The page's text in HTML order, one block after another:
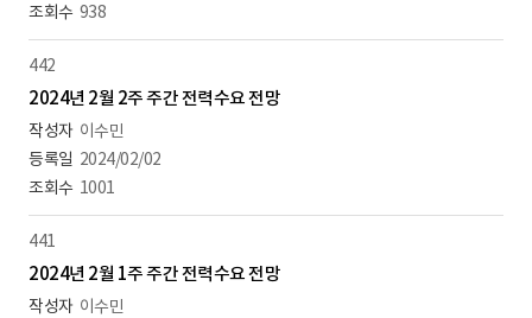
938
442
2024년 2월 2주 주간 전력수요 전망
이수민
2024/02/02
1001
441
2024년 2월 1주 주간 전력수요 전망
이수민